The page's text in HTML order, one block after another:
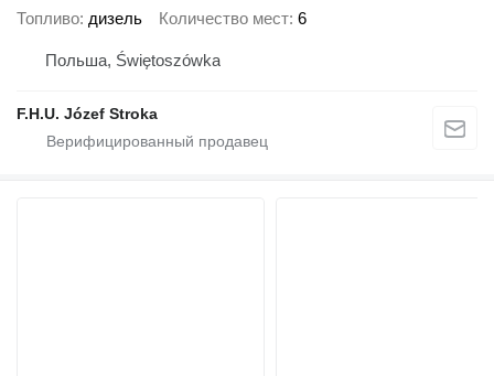
Топливо дизель Количество мест 6
Польша, Świętoszówka
F.H.U. Józef Stroka